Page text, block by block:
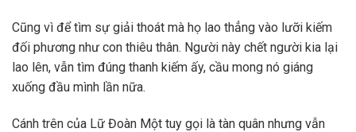
Cũng vì để tìm sự giải thoát mà họ lao thẳng vào lưỡi kiếm
đối phương như con thiêu thân. Người này chết người kia lại
lao lên, vẫn tìm đúng thanh kiếm ấy, cầu mong nó giáng
xuống đầu mình lần nữa.
Cánh trên của Lữ Đoàn Một tuy gọi là tàn quân nhưng vẫn